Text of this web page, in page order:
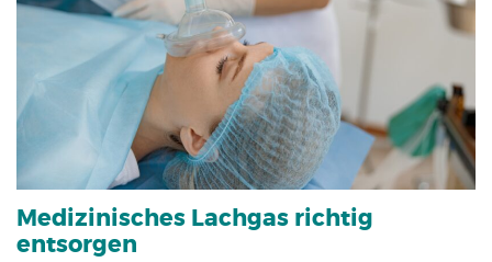
Medizinisches Lachgas richtig
entsorgen